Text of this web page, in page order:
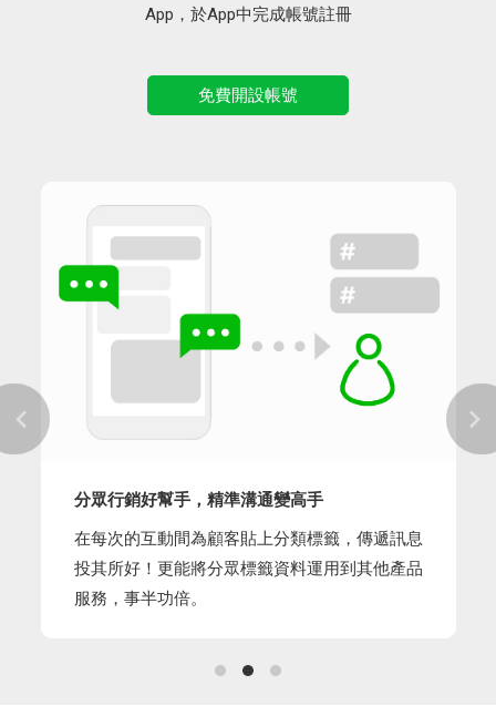
App，於App中完成帳號註冊
免費開設帳號
分眾行銷好幫手，精準溝通變高手
在每次的互動間為顧客貼上分類標籤，傳遞訊息
投其所好！更能將分眾標籤資料運用到其他產品
服務，事半功倍。